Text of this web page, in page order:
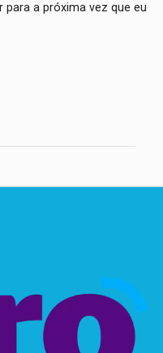
para a próxima vez que eu